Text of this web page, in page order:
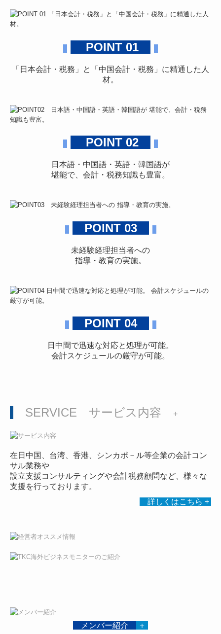
POINT 01
「日本会計・税務」と「中国会計・税務」 に精通した人
材。
POINT 02
日本語・中国語・英語・韓国語が
堪能で、会計・税務知識も豊富。
POINT 03
未経験経理担当者への
指導・教育の実施。
POINT 04
日中間で迅速な対応と処理が可能。
会計スケジュールの厳守が可能。
SERVICE サービス内容 +
在日中国、台湾、香港、シンカポ－ル等企業の会計コン
サル業務や
設立支援コンサルティングや会計税務顧問など、 様々な
支援を行っております。
詳しくはこちら +
メンバー紹介 ＋